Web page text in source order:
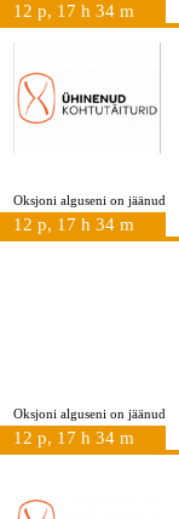
12 p, 17 h 34 m
Oksjoni alguseni on jäänud
12 p, 17 h 34 m
Oksjoni alguseni on jäänud
12 p, 17 h 34 m